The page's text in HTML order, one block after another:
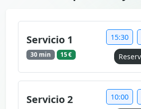
Servicio 1
30 min 15 €
15:30
Servicio 2 10:00